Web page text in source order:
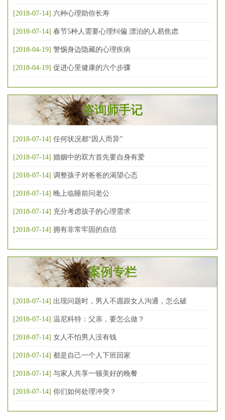
[2018-07-14] 六种心理助你长寿
[2018-07-14] 春节5种人需要心理纠偏 漂泊的人易焦虑
[2018-04-19] 警惕身边隐藏的心理疾病
[2018-04-19] 促进心里健康的六个步骤
咨询师手记
[2018-07-14] 任何状况都“因人而异”
[2018-07-14] 婚姻中的双方首先要自身有爱
[2018-07-14] 调整孩子对爸爸的渴望心态
[2018-07-14] 晚上临睡前问老公
[2018-07-14] 充分考虑孩子的心理需求
[2018-07-14] 拥有非常牢固的自信
案例专栏
[2018-07-14] 出现问题时，男人不愿跟女人沟通，怎么破
[2018-07-14] 温尼科特：父亲，要怎么做？
[2018-07-14] 女人不怕男人没有钱
[2018-07-14] 都是自己一个人下班回家
[2018-07-14] 与家人共享一顿美好的晚餐
[2018-07-14] 你们如何处理冲突？